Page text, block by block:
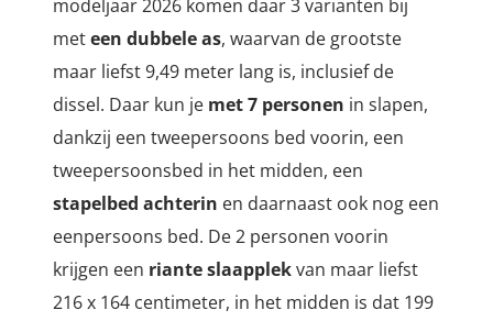
modeljaar 2026 komen daar 3 varianten bij
meteen dubbele as, waarvan de grootste
maar liefst 9,49 meter lang is, inclusief de
dissel. Daar kun je met 7 personen in slapen,
dankzij een tweepersoons bed voorin, een
tweepersoonsbed in het midden, een
stapelbed achterin en daarnaast ook nog een
eenpersoons bed. De 2 personen voorin
krijgen een riante slaapplekvan maar liefst
216 x 164 centimeter, in het midden is dat 199